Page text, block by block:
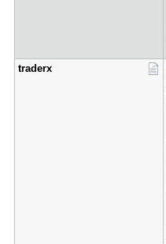
traderx